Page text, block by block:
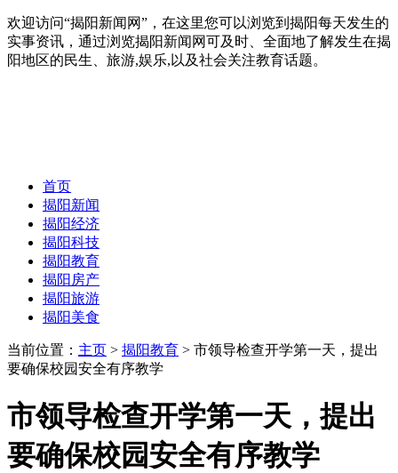
欢迎访问“揭阳新闻网”，在这里您可以浏览到揭阳每天发生的
实事资讯，通过浏览揭阳新闻网可及时、全面地了解发生在揭
阳地区的民生、旅游,娱乐,以及社会关注教育话题。
首页
揭阳新闻
揭阳经济
揭阳科技
揭阳教育
揭阳房产
揭阳旅游
揭阳美食
当前位置： 主页 > 揭阳教育 > 市领导检查开学第一天，提出
要确保校园安全有序教学
市领导检查开学第一天，提出
要确保校园安全有序教学